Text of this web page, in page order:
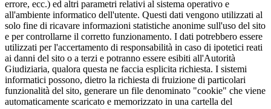
errore, ecc.) ed altri parametri relativi al sistema operativo e
all'ambiente informatico dell'utente. Questi dati vengono utilizzati al
solo fine di ricavare informazioni statistiche anonime sull'uso del sito
e per controllarne il corretto funzionamento. I dati potrebbero essere
utilizzati per l'accertamento di responsabilità in caso di ipotetici reati
ai danni del sito o a terzi e potranno essere esibiti all'Autorità
Giudiziaria, qualora questa ne faccia esplicita richiesta. I sistemi
informatici possono, dietro la richiesta di fruizione di particolari
funzionalità del sito, generare un file denominato "cookie" che viene
automaticamente scaricato e memorizzato in una cartella del